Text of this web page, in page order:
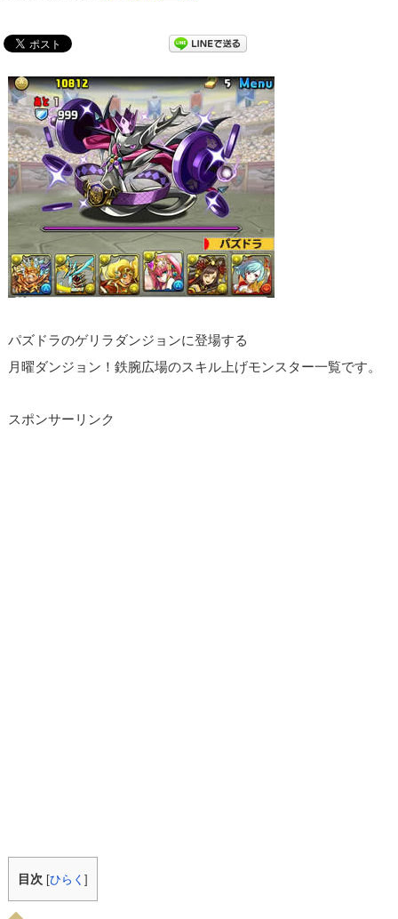
パズドラのゲリラダンジョンに登場する
月曜ダンジョン！鉄腕広場のスキル上げモンスター一覧です。
スポンサーリンク
目次 [ひらく]